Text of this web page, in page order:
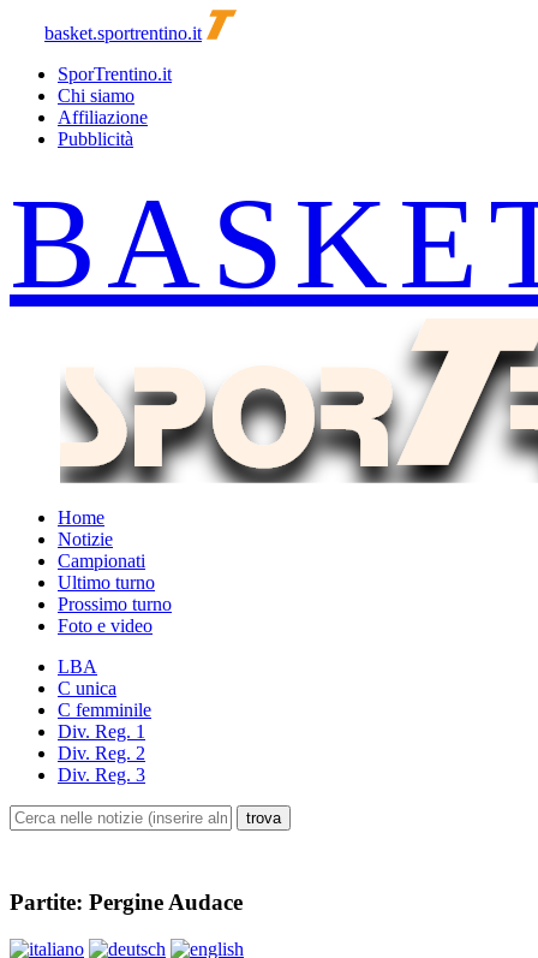
basket.sportrentino.it
SporTrentino.it
Chi siamo
Affiliazione
Pubblicità
Home
Notizie
Campionati
Ultimo turno
Prossimo turno
Foto e video
LBA
C unica
C femminile
Div. Reg. 1
Div. Reg. 2
Div. Reg. 3
Partite: Pergine Audace